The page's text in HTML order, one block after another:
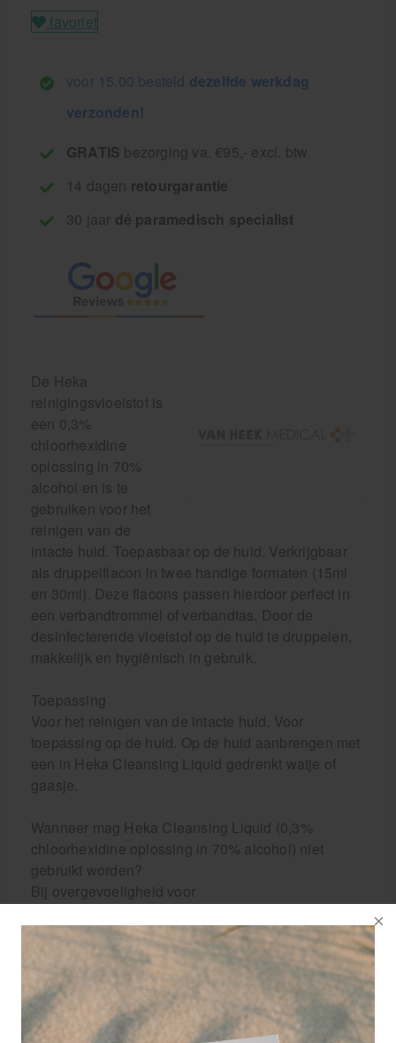
favoriet
voor 15.00 besteld dezelfde werkdag
verzonden!
GRATIS bezorging va. €95,- excl. btw
14 dagen retourgarantie
30 jaar dé paramedisch specialist
De Heka
reinigingsvloeistof is
een 0,3%
chloorhexidine
oplossing in 70%
alcohol en is te
gebruiken voor het
reinigen van de
intacte huid. Toepasbaar op de huid. Verkrijgbaar
als druppelflacon in twee handige formaten (15ml
en 30ml). Deze flacons passen hierdoor perfect in
een verbandtrommel of verbandtas. Door de
desinfecterende vloeistof op de huid te druppelen,
makkelijk en hygiënisch in gebruik.
Toepassing
Voor het reinigen van de intacte huid. Voor
toepassing op de huid. Op de huid aanbrengen met
een in Heka Cleansing Liquid gedrenkt watje of
gaasje.
Wanneer mag Heka Cleansing Liquid (0,3%
chloorhexidine oplossing in 70% alcohol) niet
gebruikt worden?
Bij overgevoeligheid voor
bestandsdelen van het product. Voor uitwendig
gebruik. Buiten het zicht en bereik van kinderen
houden. Bewaren in de oorspronkelijke verpakking.
Bewaren bij kamertemperatuur. Na openen van de
flacon 6 maanden houdbaar. Per ml; 3mg